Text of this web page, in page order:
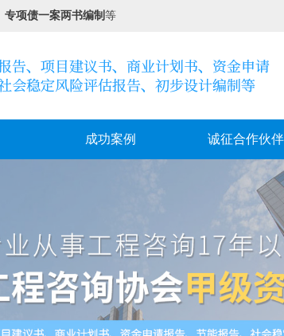
专项债一案两书编制 等
成功案例 诚征合作伙伴